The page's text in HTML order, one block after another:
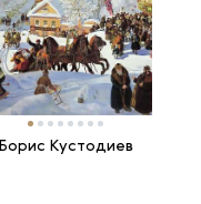
Борис Кустодиев